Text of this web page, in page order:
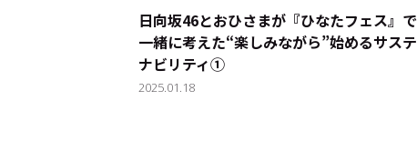
日向坂46とおひさまが『ひなたフェス』で
一緒に考えた“楽しみながら”始めるサステ
ナビリティ①
2025.01.18